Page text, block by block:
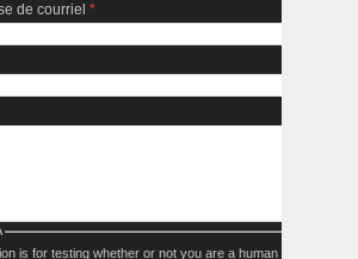
de courriel *
is for testing whether or not you are a human